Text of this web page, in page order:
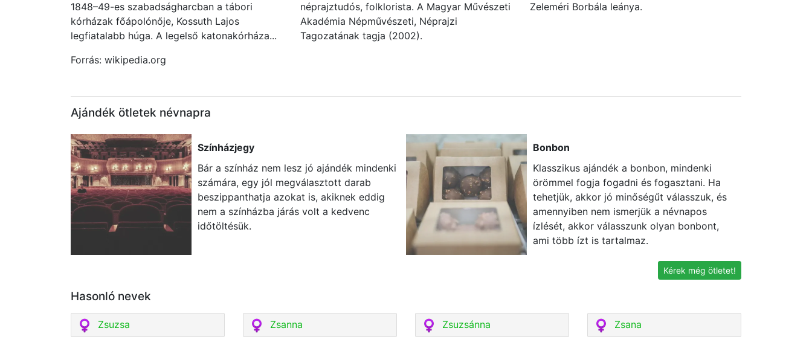
1848–49-es szabadságharcban a tábori
kórházak főápolónője, Kossuth Lajos
legfiatalabb húga. A legelső katonakórháza...
néprajztudós, folklorista. A Magyar Művészeti
Akadémia Népművészeti, Néprajzi
Tagozatának tagja (2002).
Zeleméri Borbála leánya.
Forrás: wikipedia.org
Ajándék ötletek névnapra
Színházjegy
Bár a színház nem lesz jó ajándék mindenki
számára, egy jól megválasztott darab
beszippanthatja azokat is, akiknek eddig
nem a színházba járás volt a kedvenc
időtöltésük.
Bonbon
Klasszikus ajándék a bonbon, mindenki
örömmel fogja fogadni és fogasztani. Ha
tehetjük, akkor jó minőségűt válasszuk, és
amennyiben nem ismerjük a névnapos
ízlését, akkor válasszunk olyan bonbont,
ami több ízt is tartalmaz.
Kérek még ötletet!
Hasonló nevek
Zsuzsa Zsanna Zsuzsánna Zsana